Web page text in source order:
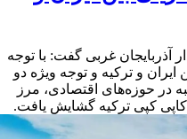
آذربایجان غربی گفت: با توجه
۳۰ بندی اخیر بین ایران و ترکیه و توجه ویژه دو
در حوزه‌های اقتصادی، مرز
کپی ترکیه گشایش یافت.